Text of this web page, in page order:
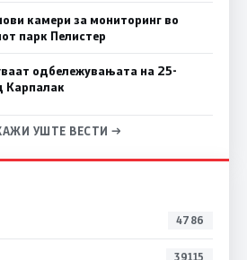
камери за мониторинг во
парк Пелистер
одбележувањата на 25-
Карпалак
УШТЕ ВЕСТИ →
4786
39115